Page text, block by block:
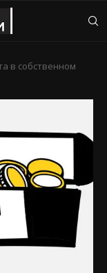
в собственном